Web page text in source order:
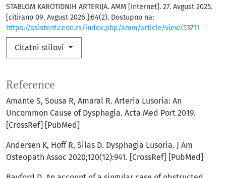
STABLOM KAROTIDNIH ARTERIJA. АММ [Internet]. 27. Avgust 2025.
[citirano 09. Avgust 2026.];64(2). Dostupno na:
https://asistent.ceon.rs/index.php/amm/article/view/53711
Citatni stilovi
Reference
Amante S, Sousa R, Amaral R. Arteria Lusoria: An
Uncommon Cause of Dysphagia. Acta Med Port 2019.
[CrossRef] [PubMed]
Andersen K, Hoff R, Silas D. Dysphagia Lusoria. J Am
Osteopath Assoc 2020;120(12):941. [CrossRef] [PubMed]